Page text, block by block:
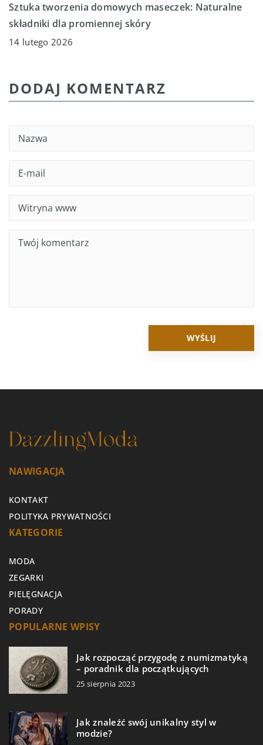
Sztuka tworzenia domowych maseczek: Naturalne
składniki dla promiennej skóry
14 lutego 2026
DODAJ KOMENTARZ
NAWIGACJA
KONTAKT
POLITYKA PRYWATNOŚCI
KATEGORIE
MODA
ZEGARKI
PIELĘGNACJA
PORADY
POPULARNE WPISY
Jak rozpocząć przygodę z numizmatyką
– poradnik dla początkujących
25 sierpnia 2023
Jak znaleźć swój unikalny styl w
modzie?